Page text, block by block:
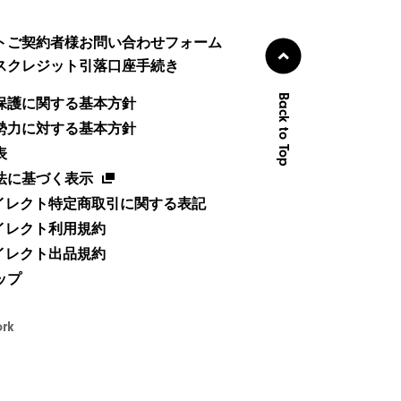
ご契約者様お問い合わせフォーム
クレジット引落口座手続き
護に関する基本方針
力に対する基本方針
に基づく表示
レクト特定商取引に関する表記
レクト利用規約
レクト出品規約
プ
Back to Top